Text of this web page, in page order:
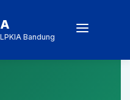
Bandung